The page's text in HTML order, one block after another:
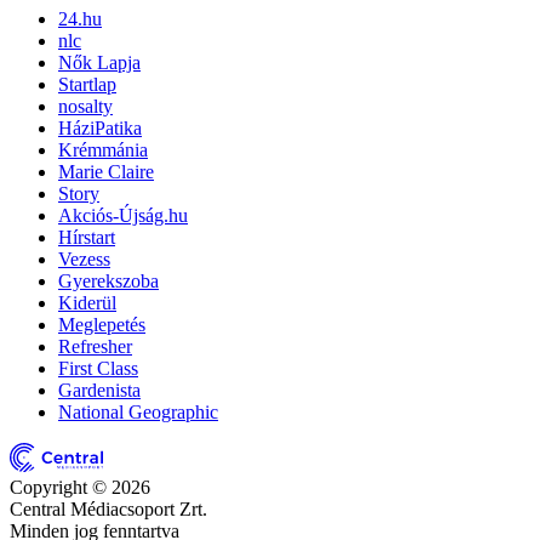
24.hu
nlc
Nők Lapja
Startlap
nosalty
HáziPatika
Krémmánia
Marie Claire
Story
Akciós-Újság.hu
Hírstart
Vezess
Gyerekszoba
Kiderül
Meglepetés
Refresher
First Class
Gardenista
National Geographic
Copyright © 2026
Central Médiacsoport Zrt.
Minden jog fenntartva